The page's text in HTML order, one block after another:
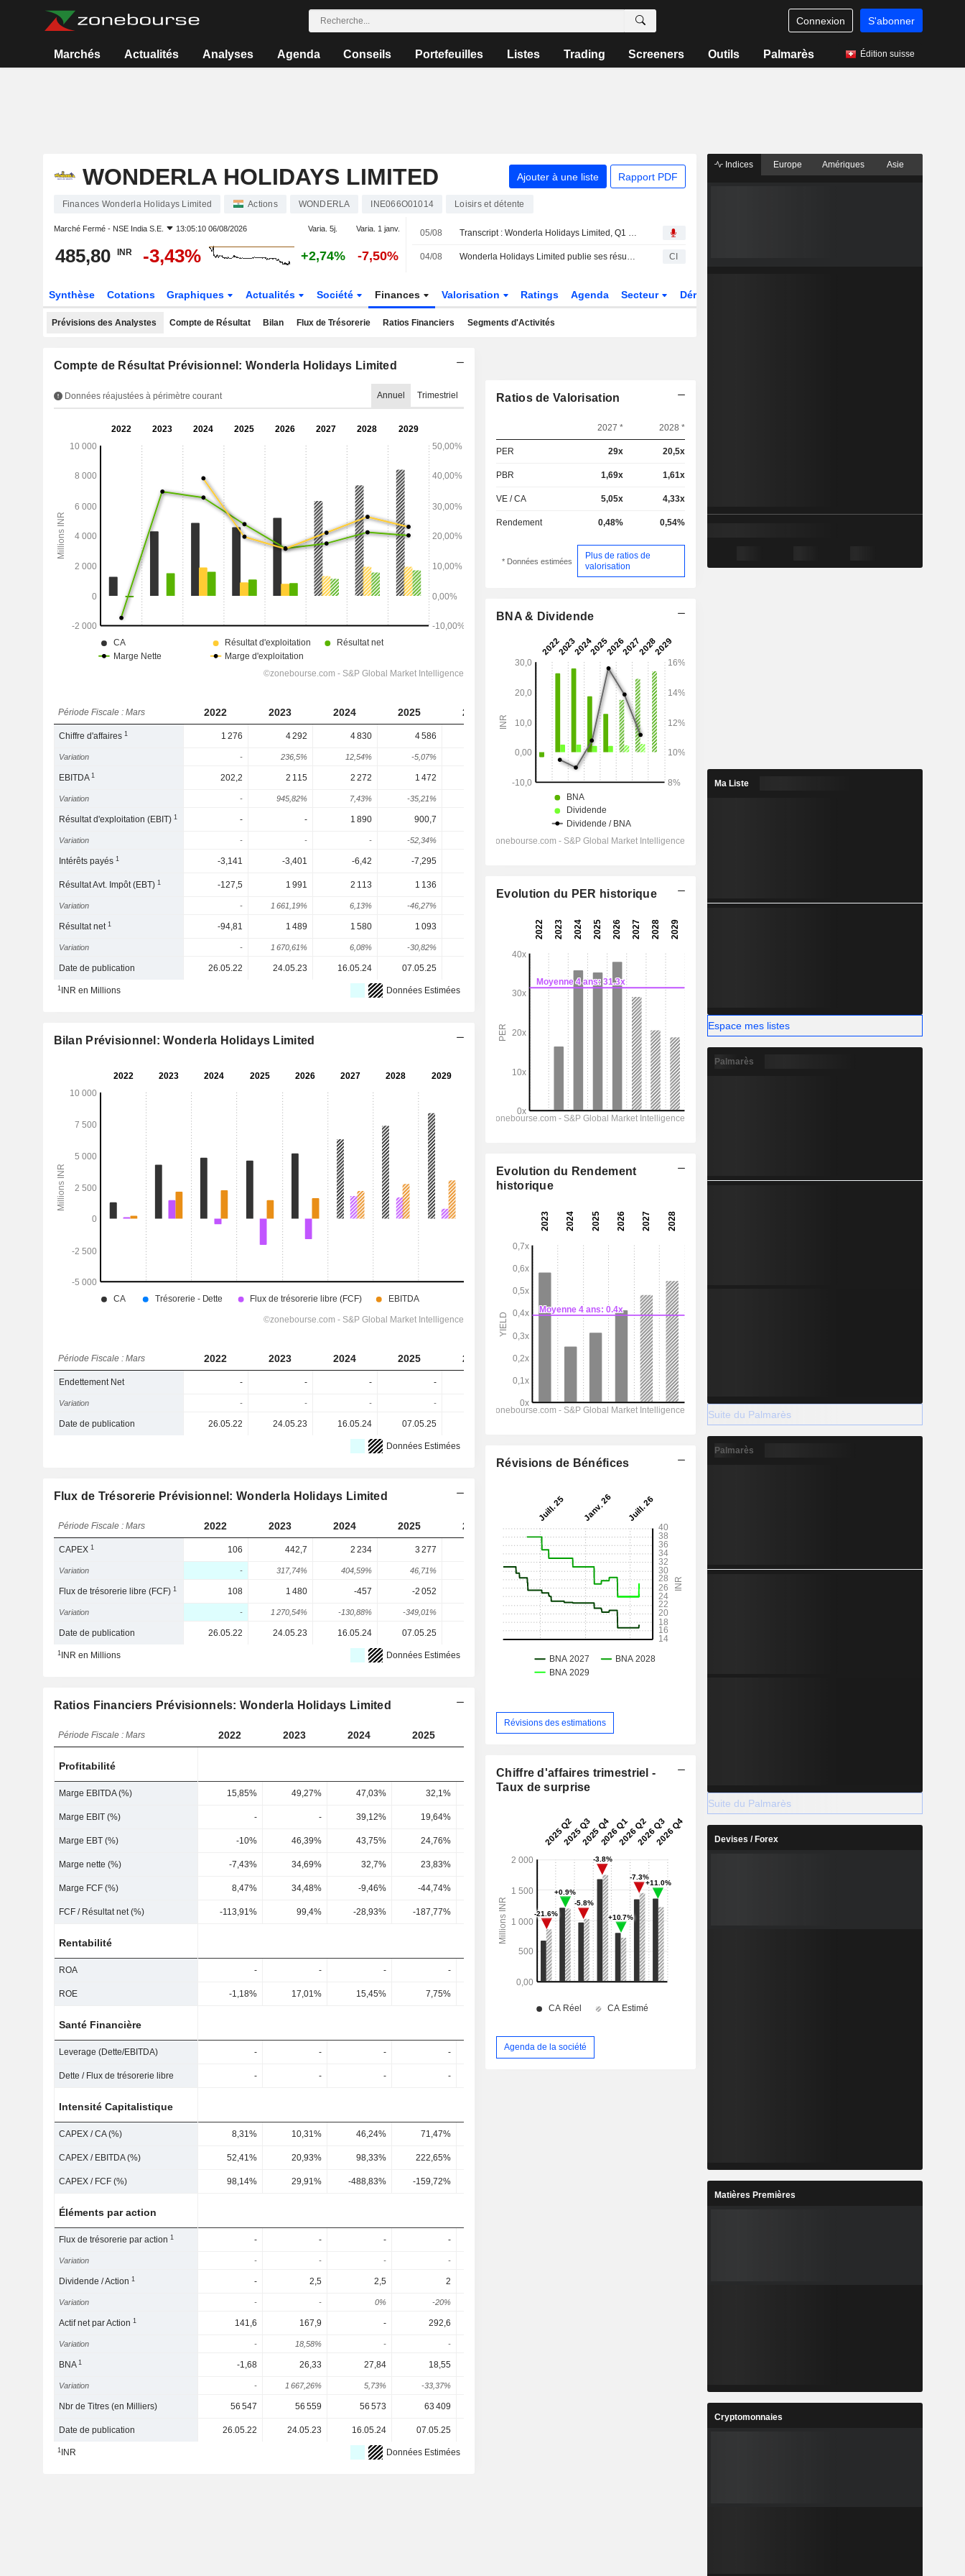
Connexion S'abonner
Marchés Actualités Analyses Agenda Conseils Portefeuilles Listes Trading Screeners Outils Palmarès Édition suisse
WONDERLA HOLIDAYS LIMITED Ajouter à une liste Rapport PDF
Finances Wonderla Holidays Limited Actions WONDERLA INE066O01014 Loisirs et détente
Marché Fermé - NSE India S.E. 13:05:10 06/08/2026 Varia. 5j. Varia. 1 janv.
485,80 INR -3,43% +2,74% -7,50%
05/08 Transcript : Wonderla Holidays Limited, Q1 2027 Earnings Call, Aug 05, 2026
04/08 Wonderla Holidays Limited publie ses résultats pour le premier trimestre clos le 30 juin 2026 CI
Synthèse Cotations Graphiques Actualités Société Finances Valorisation Ratings Agenda Secteur Dérivés
Prévisions des Analystes Compte de Résultat Bilan Flux de Trésorerie Ratios Financiers Segments d'Activités
Compte de Résultat Prévisionnel: Wonderla Holidays Limited
Données réajustées à périmètre courant Annuel Trimestriel
Période Fiscale : Mars 2022 2023 2024 2025 2026 2028 2029
Chiffre d'affaires1 1 276 4 292 4 830 4 586 6 320 7 360
Variation - 236,5% 12,54% -5,07% 21,83% 16,46% 13,98%
EBITDA1 202,2 2 115 2 272 1 472 2 203 2 764 3 039
Variation - 945,82% 7,43% -35,21% 33,89%
Résultat d'exploitation (EBIT)1 - - 1 890 900,7 1 325 1 934
Variation - - - -52,34% -9,98% 63,43% 45,92% -0,49%
Intérêts payés1 -3,141 -3,401 -6,42 -7,295
Résultat Avt. Impôt (EBT)1 -127,5 1 991 2 113 1 136
Variation - 1 661,19% 6,13% -46,27%
Résultat net1 -94,81 1 489 1 580 1 093 1 099 1 554 1 684
Variation - 1 670,61% 6,08% -30,82%
Date de publication 26.05.22 24.05.23 16.05.24 07.05.25
1INR en Millions Données Estimées
Bilan Prévisionnel: Wonderla Holidays Limited
Période Fiscale : Mars 2022 2023 2024 2025 2026 2027 2028 2029
Endettement Net - - - -
Variation - - - - - -
Date de publication 26.05.22 24.05.23 16.05.24 07.05.25
Données Estimées
Flux de Trésorerie Prévisionnel: Wonderla Holidays Limited
Période Fiscale : Mars 2022 2023 2024 2025 2026 2027 2028 2029
CAPEX1 106 442,7 2 234 3 277 990
Variation - 317,74% 404,59% 46,71% -79,12% 59,94% 62,73%
Flux de trésorerie libre (FCF)1 108 1 480 -457 -2 052 1 816 1 688 764
Variation - 1 270,54% -130,88% -349,01% 212,33% -7,05% -54,73%
Date de publication 26.05.22 24.05.23 16.05.24 07.05.25 - -
1INR en Millions Données Estimées
Ratios Financiers Prévisionnels: Wonderla Holidays Limited
Période Fiscale : Mars 2022 2023 2024 2025 2026 2027 2028
Profitabilité
Marge EBITDA (%) 15,85% 49,27% 47,03% 32,1% 31,72% 34,86% 36,23%
Marge EBIT (%) - - 39,12% 19,64% 20,97% 26,27% 22,93%
Marge EBT (%) -10% 46,39% 43,75% 24,76% 23,77% 28,6%
Marge nette (%) -7,43% 34,69% 32,7% 23,83% 15,76% 17,38% 21,11%
Marge FCF (%) 8,47% 34,48% -9,46% -44,74% -31,16% 28,73% 22,93%
FCF / Résultat net (%) -113,91% 99,4% -28,93% -187,77% -197,76% 165,26% 108,62%
Rentabilité
ROA - - - - -
ROE -1,18% 17,01% 15,45% 7,75%
Santé Financière
Leverage (Dette/EBITDA) - - - - - -
Dette / Flux de trésorerie libre - - - -
Intensité Capitalistique
CAPEX / CA (%) 8,31% 10,31% 46,24% 71,47%
CAPEX / EBITDA (%) 52,41% 20,93% 98,33% 222,65%
CAPEX / FCF (%) 98,14% 29,91% -488,83% -159,72% 210,86%
Éléments par action
Flux de trésorerie par action1 - - - -
Variation - - - -
Dividende / Action1 - 2,5 2,5 2
Variation - - 0% -20%
Actif net par Action1 141,6 167,9 - 292,6
Variation - 18,58% - -
BNA1 -1,68 26,33 27,84 18,55
Variation - 1 667,26% 5,73% -33,37%
Nbr de Titres (en Milliers) 56 547 56 559 56 573 63 409 63 423
Date de publication 26.05.22 24.05.23 16.05.24 07.05.25
1INR Données Estimées
Ratios de Valorisation
2027 * 2028 *
PER 29x 20,5x
PBR 1,69x 1,61x
VE / CA 5,05x 4,33x
Rendement 0,48% 0,54%
* Données estimées
Plus de ratios de
valorisation
BNA & Dividende
Evolution du PER historique
Evolution du Rendement
historique
Révisions de Bénéfices
Révisions des estimations
Chiffre d'affaires trimestriel -
Taux de surprise
Agenda de la société
Indices Europe Amériques Asie
Ma Liste
Espace mes listes
Palmarès
Suite du Palmarès
Palmarès
Suite du Palmarès
Devises / Forex
Matières Premières
Cryptomonnaies